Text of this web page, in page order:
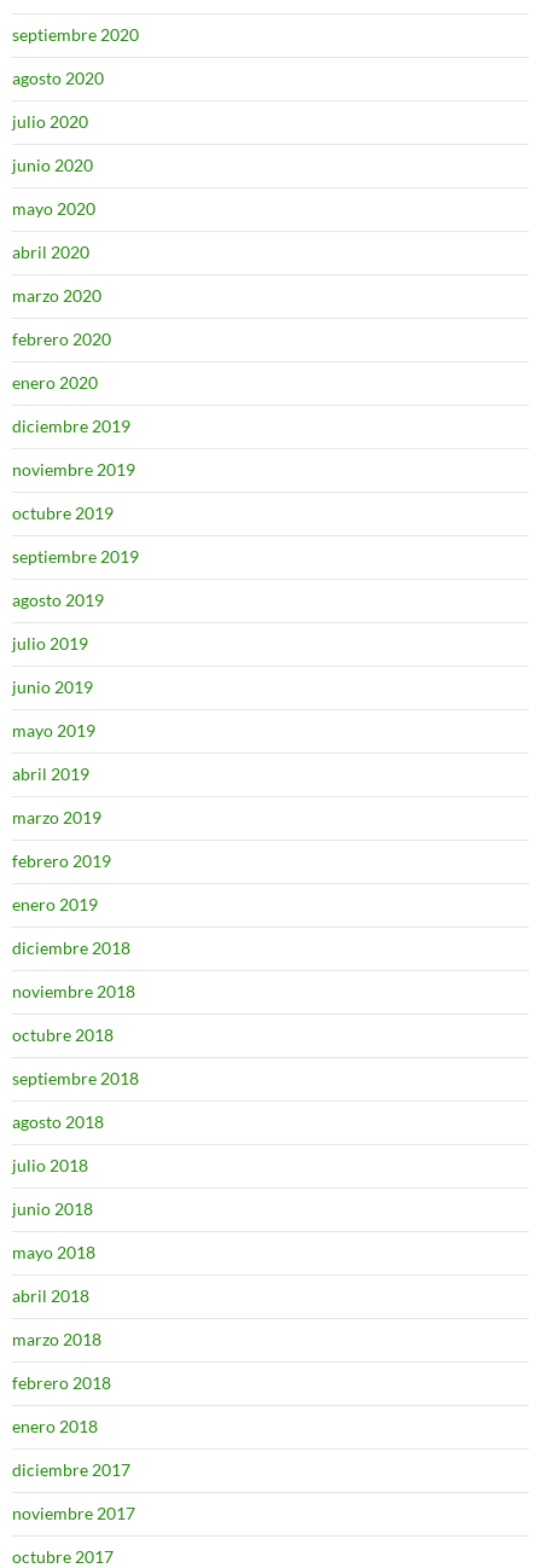
septiembre 2020
agosto 2020
julio 2020
junio 2020
mayo 2020
abril 2020
marzo 2020
febrero 2020
enero 2020
diciembre 2019
noviembre 2019
octubre 2019
septiembre 2019
agosto 2019
julio 2019
junio 2019
mayo 2019
abril 2019
marzo 2019
febrero 2019
enero 2019
diciembre 2018
noviembre 2018
octubre 2018
septiembre 2018
agosto 2018
julio 2018
junio 2018
mayo 2018
abril 2018
marzo 2018
febrero 2018
enero 2018
diciembre 2017
noviembre 2017
octubre 2017